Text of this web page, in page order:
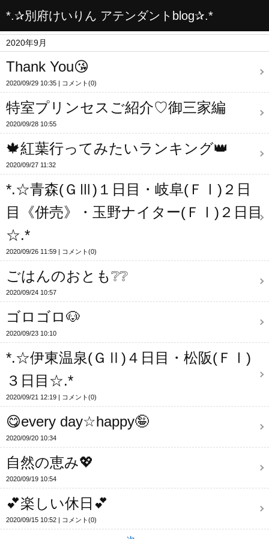
*.✰別府けいりん アテンダントblog✰.*
2020年9月
Thank You😘
2020/09/29 10:35 コメント(0)
特室プリンセスご紹介♡御三家編
2020/09/28 10:55
🍁紅葉行ってみたいランキング👑
2020/09/27 11:32
*.☆青森(ＧⅢ)１日目・岐阜(ＦⅠ)２日
目《併売》・玉野ナイター(ＦⅠ)２日目
☆.*
2020/09/26 11:59 コメント(0)
ごはんのおとも❔❔
2020/09/24 10:57
ゴロゴロ🐶
2020/09/23 10:10
*.☆伊東温泉(ＧⅡ)４日目・松阪(ＦⅠ)
３日目☆.*
2020/09/21 12:19 コメント(0)
😋every day☆happy🤪
2020/09/20 10:34
自然の恵み💖
2020/09/19 10:54
💕楽しい休日💕
2020/09/15 10:52 コメント(0)